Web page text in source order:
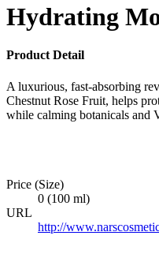
Hydrating
Product Detail
A luxurious, fast-absorbing
Chestnut Rose Fruit, helps
while calming botanicals and
Price (Size)
0 (100 ml)
URL
http://